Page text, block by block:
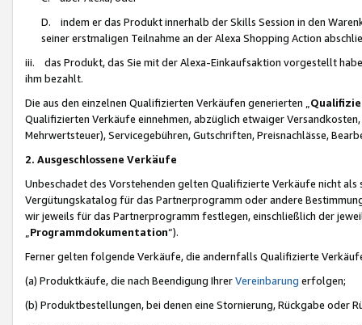
D. indem er das Produkt innerhalb der Skills Session in den
seiner erstmaligen Teilnahme an der Alexa Shopping Action
iii. das Produkt, das Sie mit der Alexa-Einkaufsaktion vorgestellt
ihm bezahlt.
Die aus den einzelnen Qualifizierten Verkäufen generierten „
Qualifizierten Verkäufe einnehmen, abzüglich etwaiger
Mehrwertsteuer), Servicegebühren, Gutschriften, Preisnachlässe,
2. Ausgeschlossene Verkäufe
Unbeschadet des Vorstehenden gelten Qualifizierte Verkäufe nicht
Vergütungskatalog für das Partnerprogramm oder andere
wir jeweils für das Partnerprogramm festlegen, einschließlich der
Programmdokumentation“).
Ferner gelten folgende Verkäufe, die andernfalls Qualifizierte
(a) Produktkäufe, die nach Beendigung IhrerVereinbarung erfolgen;
(b) Produktbestellungen, bei denen eine Stornierung, Rückgabe oder